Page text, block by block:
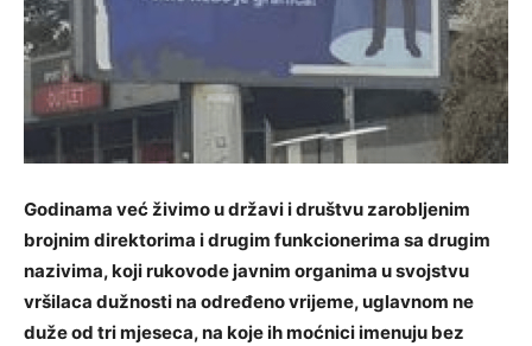
Godinama već živimo u državi i društvu zarobljenim
brojnim direktorima i drugim funkcionerima sa drugim
nazivima, koji rukovode javnim organima u svojstvu
vršilaca dužnosti na određeno vrijeme, uglavnom ne
duže od tri mjeseca, na koje ih moćnici imenuju bez